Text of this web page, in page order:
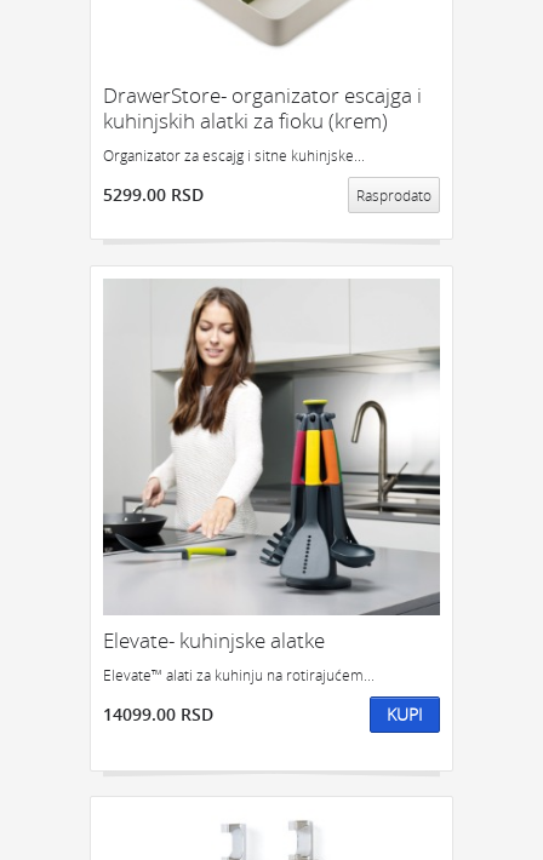
DrawerStore- organizator escajga i
kuhinjskih alatki za fioku (krem)
Organizator za escajg i sitne kuhinjske...
5299.00 RSD Rasprodato
Elevate- kuhinjske alatke
Elevate™ alati za kuhinju na rotirajućem...
14099.00 RSD KUPI